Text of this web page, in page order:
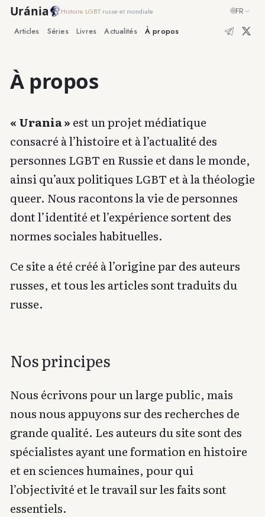
Uránia Histoire LGBT russe et mondiale 🌐FR
Articles Séries Livres Actualités À propos
À propos
« Urania » est un projet médiatique
consacré à l’histoire et à l’actualité des
personnes LGBT en Russie et dans le monde,
ainsi qu’aux politiques LGBT et à la théologie
queer. Nous racontons la vie de personnes
dont l’identité et l’expérience sortent des
normes sociales habituelles.
Ce site a été créé à l’origine par des auteurs
russes, et tous les articles sont traduits du
russe.
Nos principes
Nous écrivons pour un large public, mais
nous nous appuyons sur des recherches de
grande qualité. Les auteurs du site sont des
spécialistes ayant une formation en histoire
et en sciences humaines, pour qui
l’objectivité et le travail sur les faits sont
essentiels.